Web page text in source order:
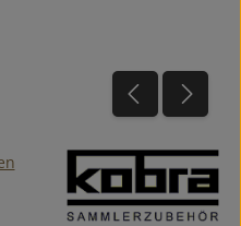
5 von 5 Sternen